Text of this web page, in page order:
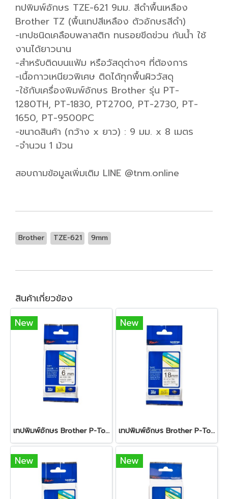
ทปพิมพ์อักษร TZE-621 9มม. สีดำพื้นเหลือง
Brother TZ (พื้นเทปสีเหลือง ตัวอักษรสีดำ)
-เทปชนิดเคลือบพลาสติก ทนรอยขีดข่วน กันน้ำ ใช้
งานได้ยาวนาน
-สำหรับติดบนแฟ้ม หรือวัสดุต่างๆ ที่ต้องการ
-เนื้อกาวเหนียวพิเศษ ติดได้ทุกพื้นผิววัสดุ
-ใช้กับเครื่องพิมพ์อักษร Brother รุ่น PT-
1280TH, PT-1830, PT2700, PT-2730, PT-
1650, PT-9500PC
-ขนาดสินค้า (กว้าง x ยาว) : 9 มม. x 8 เมตร
-จำนวน 1 ม้วน
สอบถามข้อมูลเพิ่มเติม LINE @tnm.online
Brother TZE-621 9mm
สินค้าเกี่ยวข้อง
New
เทปพิมพ์อักษร Brother P-Touch Tape TZE-211 (White/Black) 6mm
New
เทปพิมพ์อักษร Brother P-Touch Tape TZE-241 (White/Black) 18mm
New New